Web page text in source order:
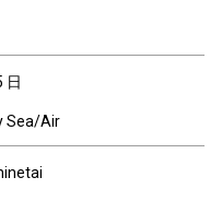
日
Sea/Air